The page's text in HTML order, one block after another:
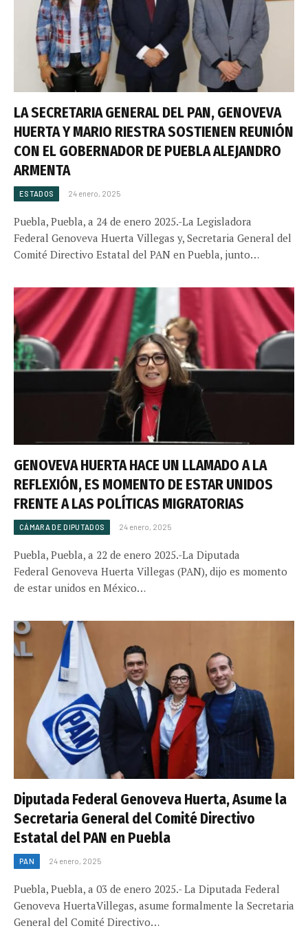
LA SECRETARIA GENERAL DEL PAN, GENOVEVA
HUERTA Y MARIO RIESTRA SOSTIENEN REUNIÓN
CON EL GOBERNADOR DE PUEBLA ALEJANDRO
ARMENTA
ESTADOS 24 enero, 2025
Puebla, Puebla, a 24 de enero 2025.-La Legisladora
Federal Genoveva Huerta Villegas y, Secretaria General del
Comité Directivo Estatal del PAN en Puebla, junto…
GENOVEVA HUERTA HACE UN LLAMADO A LA
REFLEXIÓN, ES MOMENTO DE ESTAR UNIDOS
FRENTE A LAS POLÍTICAS MIGRATORIAS
CÁMARA DE DIPUTADOS 24 enero, 2025
Puebla, Puebla, a 22 de enero 2025.-La Diputada
Federal Genoveva Huerta Villegas (PAN), dijo es momento
de estar unidos en México…
Diputada Federal Genoveva Huerta, Asume la
Secretaria General del Comité Directivo
Estatal del PAN en Puebla
PAN 24 enero, 2025
Puebla, Puebla, a 03 de enero 2025.- La Diputada Federal
Genoveva HuertaVillegas, asume formalmente la Secretaria
General del Comité Directivo…